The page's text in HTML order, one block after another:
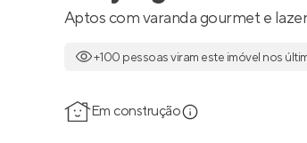
Aptos com varanda gourmet e
+100 pessoas viram este imóvel nos
Em construção